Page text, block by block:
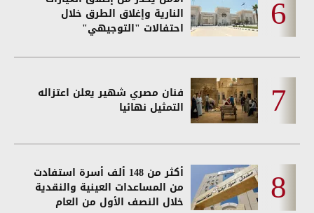
النارية وإغلاق الطرق خلال
احتفالات "التوجيهي"
فنان مصري شهير يعلن اعتزاله
التمثيل نهائيا
أكثر من 148 ألف أسرة استفادت
من المساعدات العينية والنقدية
خلال النصف الأول من العام